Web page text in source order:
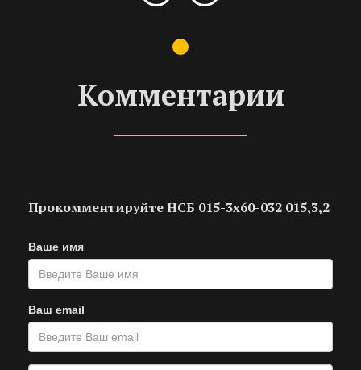
Комментарии
Прокомментируйте НСБ 015-3х60-032 015,3,2
Ваше имя
Ваш email